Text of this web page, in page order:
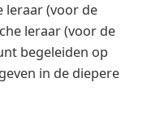
leraar (voor de
leraar (voor de
begeleiden op
in de diepere